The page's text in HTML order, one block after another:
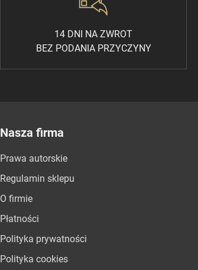
14 DNI NA ZWROT
BEZ PODANIA PRZYCZYNY
Nasza firma
Prawa autorskie
Regulamin sklepu
O firmie
Płatności
Polityka prywatności
Polityka cookies